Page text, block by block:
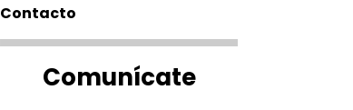
Contacto
Comunícate